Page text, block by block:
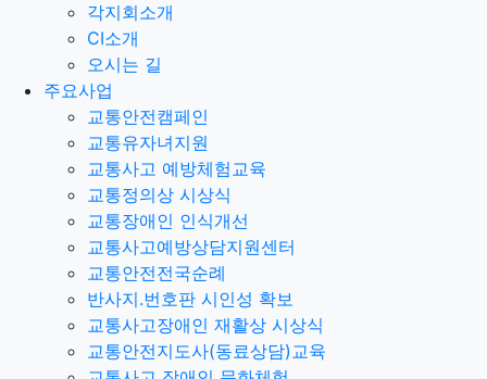
각지회소개
CI소개
오시는 길
주요사업
교통안전캠페인
교통유자녀지원
교통사고 예방체험교육
교통정의상 시상식
교통장애인 인식개선
교통사고예방상담지원센터
교통안전전국순례
반사지.번호판 시인성 확보
교통사고장애인 재활상 시상식
교통안전지도사(동료상담)교육